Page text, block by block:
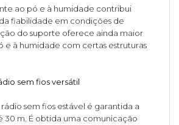
ao pó e à humidade contribui
fiabilidade em condições de
do suporte oferece ainda maior
e à humidade com certas estruturas
sem fios versátil
sem fios estável é garantida a
30 m. É obtida uma comunicação